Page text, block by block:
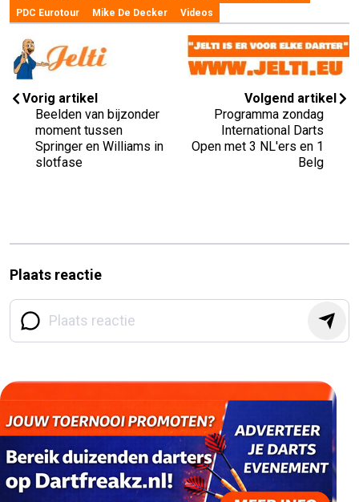
PDC Eurotour
Mike De Decker Videos
Vorig artikel
Beelden van bijzonder
moment tussen
Springer en Williams in
slotfase
Volgend artikel
Programma zondag
International Darts
Open met 3 NL'ers en 1
Belg
Plaats reactie